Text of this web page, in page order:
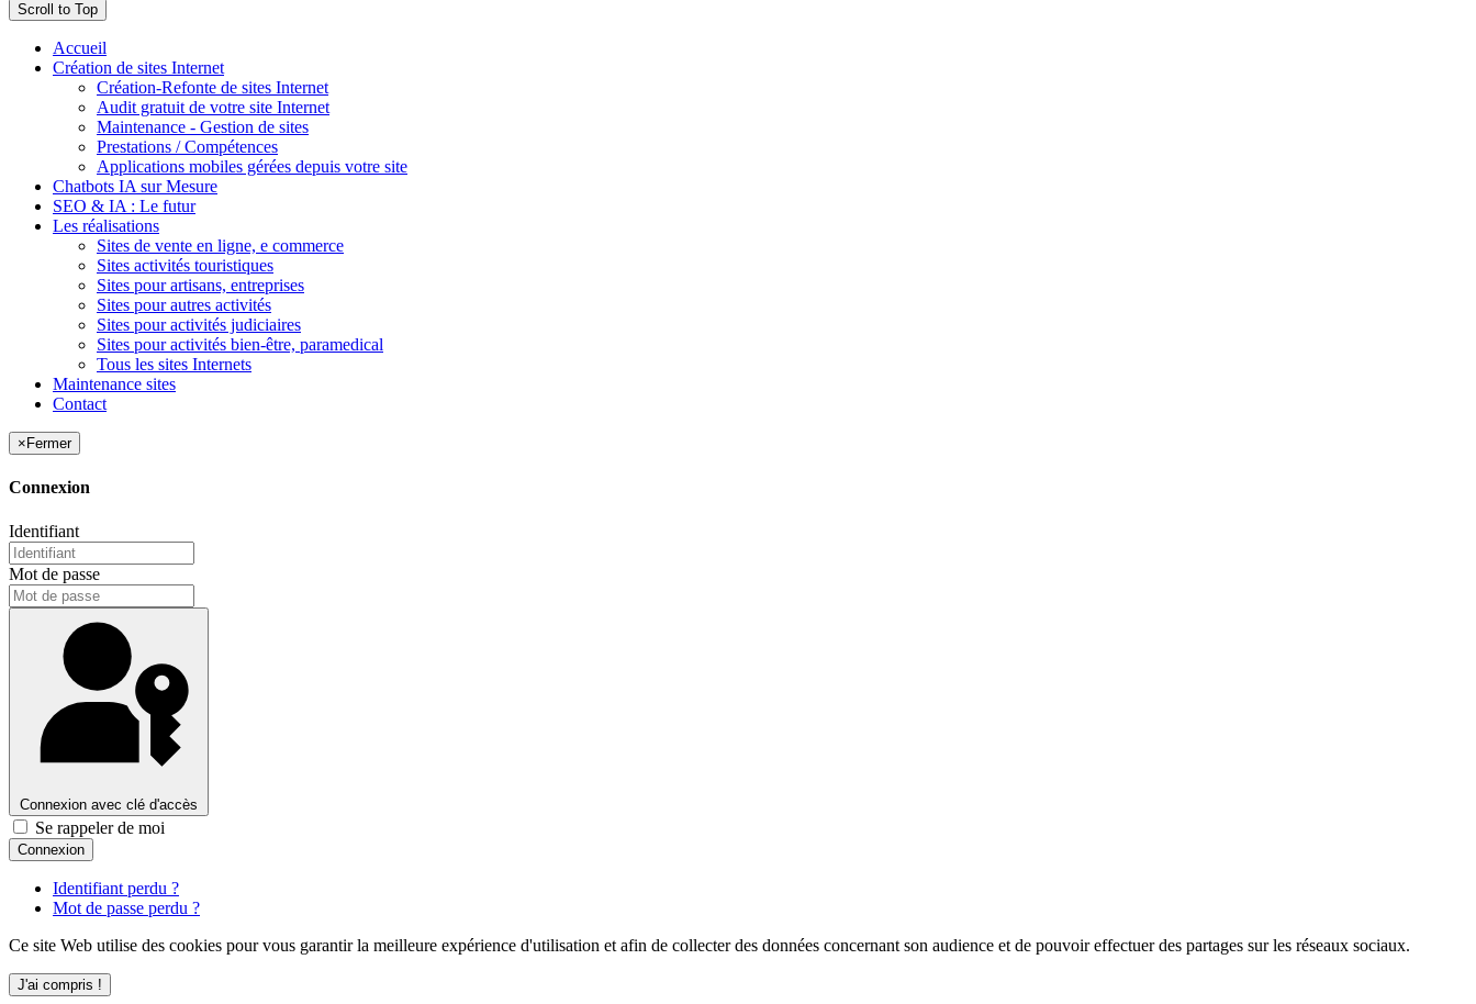
Scroll to Top
Accueil
Création de sites Internet
Création-Refonte de sites Internet
Audit gratuit de votre site Internet
Maintenance - Gestion de sites
Prestations / Compétences
Applications mobiles gérées depuis votre site
Chatbots IA sur Mesure
SEO & IA : Le futur
Les réalisations
Sites de vente en ligne, e commerce
Sites activités touristiques
Sites pour artisans, entreprises
Sites pour autres activités
Sites pour activités judiciaires
Sites pour activités bien-être, paramedical
Tous les sites Internets
Maintenance sites
Contact
× Fermer
Connexion
Identifiant
Mot de passe
Connexion avec clé d'accès
Se rappeler de moi
Connexion
Identifiant perdu ?
Mot de passe perdu ?
Ce site Web utilise des cookies pour vous garantir la meilleure expérience d'utilisation et afin de collecter des données concernant son audience et de pouvoir effectuer des partages sur les réseaux sociaux.
J'ai compris !